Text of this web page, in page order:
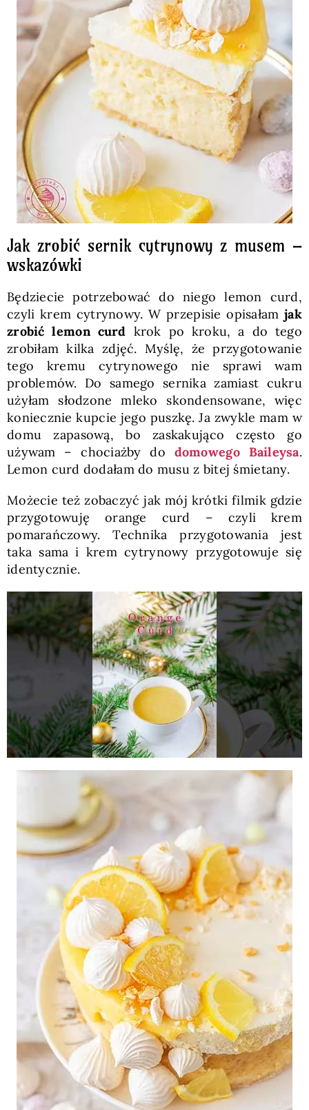
Jak zrobić sernik cytrynowy z musem –
wskazówki
Będziecie potrzebować do niego lemon curd,
czyli krem cytrynowy. W przepisie opisałamjak
zrobić lemon curd krok po kroku, a do tego
zrobiłam kilka zdjęć. Myślę, że przygotowanie
tego kremu cytrynowego nie sprawi wam
problemów. Do samego sernika zamiast cukru
użyłam słodzone mleko skondensowane, więc
koniecznie kupcie jego puszkę. Ja zwykle mam w
domu zapasową, bo zaskakująco często go
używam – chociażby do domowego Baileysa.
Lemon curd dodałam do musu z bitej śmietany.
Możecie też zobaczyć jak mój krótki filmik gdzie
przygotowuję orange curd – czyli krem
pomarańczowy. Technika przygotowania jest
taka sama i krem cytrynowy przygotowuje się
identycznie.